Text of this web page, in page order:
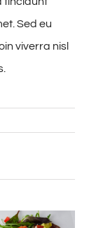
Sed eu
viverra nisl